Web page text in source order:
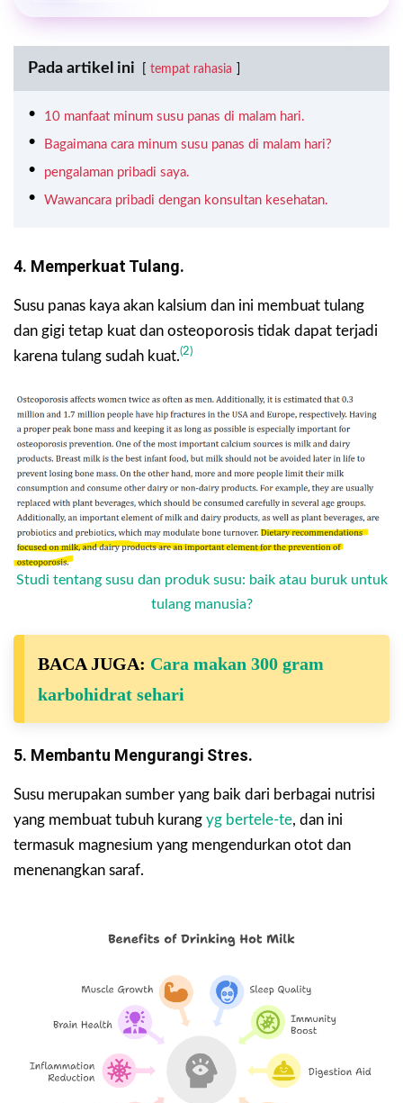
Pada artikel ini tempat rahasia
10 manfaat minum susu panas di malam hari.
Bagaimana cara minum susu panas di malam hari?
pengalaman pribadi saya.
Wawancara pribadi dengan konsultan kesehatan.
4. Memperkuat Tulang.
Susu panas kaya akan kalsium dan ini membuat tulang
dan gigi tetap kuat dan osteoporosis tidak dapat terjadi
karena tulang sudah kuat.(2)
Studi tentang susu dan produk susu: baik atau buruk untuk
tulang manusia?
BACA JUGA: Cara makan 300 gram
karbohidrat sehari
5. Membantu Mengurangi Stres.
Susu merupakan sumber yang baik dari berbagai nutrisi
yang membuat tubuh kurang yg bertele-te, dan ini
termasuk magnesium yang mengendurkan otot dan
menenangkan saraf.